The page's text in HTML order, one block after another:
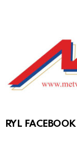
RYL FACEBOOK